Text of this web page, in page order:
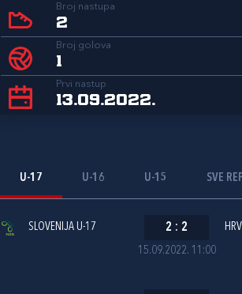
Broj nastupa
2
Broj golova
1
Prvi nastup
13.09.2022.
U-17 U-16 U-15 SVE
15.09.2022. 11:00
SLOVENIJA U-17 2 : 2